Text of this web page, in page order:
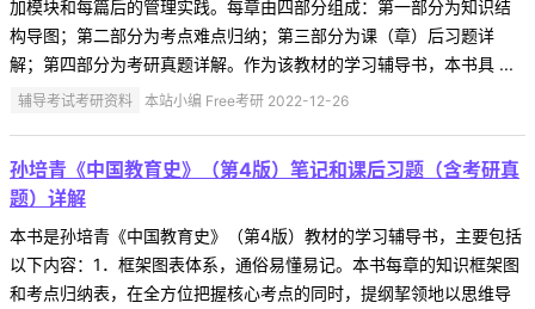
加模块和每篇后的管理实践。每章由四部分组成：第一部分为知识结
构导图；第二部分为考点难点归纳；第三部分为课（章）后习题详
解；第四部分为考研真题详解。作为该教材的学习辅导书，本书具 ...
辅导考试考研资料 本站小编 Free考研 2022-12-26
孙培青《中国教育史》（第4版）笔记和课后习题（含考研真
题）详解
本书是孙培青《中国教育史》（第4版）教材的学习辅导书，主要包括
以下内容：1．框架图表体系，通俗易懂易记。本书每章的知识框架图
和考点归纳表，在全方位把握核心考点的同时，提纲挈领地以思维导